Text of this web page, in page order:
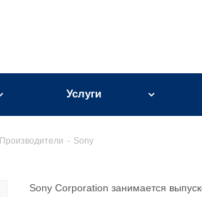
Услуги
Производители - Sony
Sony Corporation занимается